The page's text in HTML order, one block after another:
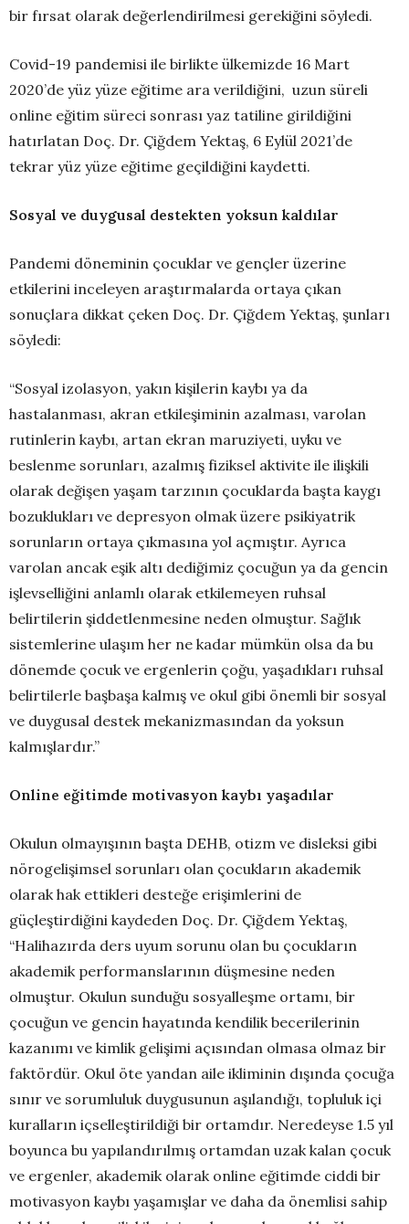
bir fırsat olarak değerlendirilmesi gerekiğini söyledi.
Covid-19 pandemisi ile birlikte ülkemizde 16 Mart
2020’de yüz yüze eğitime ara verildiğini, uzun süreli
online eğitim süreci sonrası yaz tatiline girildiğini
hatırlatan Doç. Dr. Çiğdem Yektaş, 6 Eylül 2021’de
tekrar yüz yüze eğitime geçildiğini kaydetti.
Sosyal ve duygusal destekten yoksun kaldılar
Pandemi döneminin çocuklar ve gençler üzerine
etkilerini inceleyen araştırmalarda ortaya çıkan
sonuçlara dikkat çeken Doç. Dr. Çiğdem Yektaş, şunları
söyledi:
“Sosyal izolasyon, yakın kişilerin kaybı ya da
hastalanması, akran etkileşiminin azalması, varolan
rutinlerin kaybı, artan ekran maruziyeti, uyku ve
beslenme sorunları, azalmış fiziksel aktivite ile ilişkili
olarak değişen yaşam tarzının çocuklarda başta kaygı
bozuklukları ve depresyon olmak üzere psikiyatrik
sorunların ortaya çıkmasına yol açmıştır. Ayrıca
varolan ancak eşik altı dediğimiz çocuğun ya da gencin
işlevselliğini anlamlı olarak etkilemeyen ruhsal
belirtilerin şiddetlenmesine neden olmuştur. Sağlık
sistemlerine ulaşım her ne kadar mümkün olsa da bu
dönemde çocuk ve ergenlerin çoğu, yaşadıkları ruhsal
belirtilerle başbaşa kalmış ve okul gibi önemli bir sosyal
ve duygusal destek mekanizmasından da yoksun
kalmışlardır.”
Online eğitimde motivasyon kaybı yaşadılar
Okulun olmayışının başta DEHB, otizm ve disleksi gibi
nörogelişimsel sorunları olan çocukların akademik
olarak hak ettikleri desteğe erişimlerini de
güçleştirdiğini kaydeden Doç. Dr. Çiğdem Yektaş,
“Halihazırda ders uyum sorunu olan bu çocukların
akademik performanslarının düşmesine neden
olmuştur. Okulun sunduğu sosyalleşme ortamı, bir
çocuğun ve gencin hayatında kendilik becerilerinin
kazanımı ve kimlik gelişimi açısından olmasa olmaz bir
faktördür. Okul öte yandan aile ikliminin dışında çocuğa
sınır ve sorumluluk duygusunun aşılandığı, topluluk içi
kuralların içselleştirildiği bir ortamdır. Neredeyse 1.5 yıl
boyunca bu yapılandırılmış ortamdan uzak kalan çocuk
ve ergenler, akademik olarak online eğitimde ciddi bir
motivasyon kaybı yaşamışlar ve daha da önemlisi sahip